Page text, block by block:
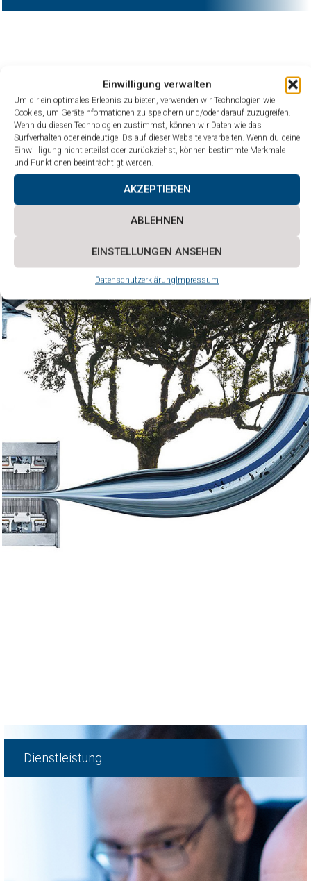
Einwilligung verwalten
Um dir ein optimales Erlebnis zu bieten, verwenden wir Technologien wie
Cookies, um Geräteinformationen zu speichern und/oder darauf zuzugreifen.
Wenn du diesen Technologien zustimmst, können wir Daten wie das
Surfverhalten oder eindeutige IDs auf dieser Website verarbeiten. Wenn du deine
Einwillligung nicht erteilst oder zurückziehst, können bestimmte Merkmale
und Funktionen beeinträchtigt werden.
AKZEPTIEREN
ABLEHNEN
EINSTELLUNGEN ANSEHEN
DatenschutzerklärungImpressum
Dienstleistung